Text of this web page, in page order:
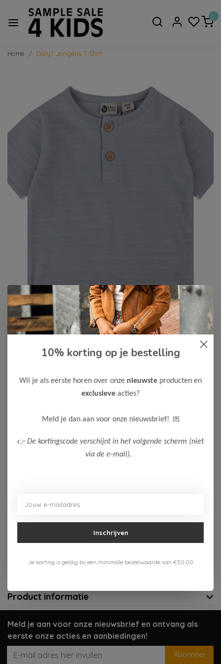
0
Home Daily7 Jongens T-Shirt
Daily7 -75%
5,00 19,99
Maak een keuze:
Aan verlanglijst toevoegen
Gratis verzenden vanaf 75,-
Verzenden 1-3 werkdagen
Product informatie
Meld je aan voor onze nieuwsbrief en ontvang als
eerste onze acties en aanbiedingen!
Abonneer
10% korting op je bestelling
Wil je als eerste horen over onze nieuwste producten en
exclusieve acties?
Meld je dan aan voor onze nieuwsbrief! 💌
👉 De kortingscode verschijnt in het volgende scherm (niet
via de e-mail).
Inschrijven
Je korting is geldig bij een minimale bestelwaarde van €50,00